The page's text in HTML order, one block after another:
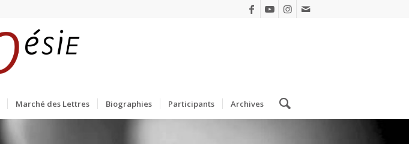
Marché des Lettres Biographies Participants Archives